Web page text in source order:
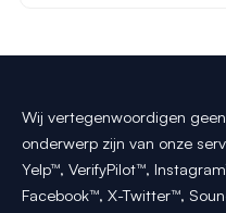
Wij vertegenwoordigen
onderwerp zijn van onze
Yelp™, VerifyPilot™,
Facebook™, X-Twitter™,